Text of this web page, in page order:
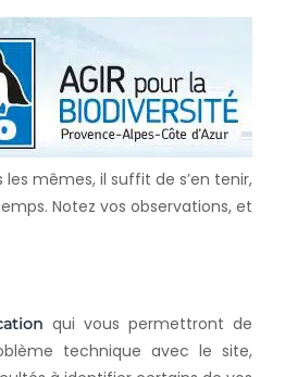
mêmes, il suffit de s’en tenir,
Notez vos observations, et
qui vous permettront de
technique avec le site,